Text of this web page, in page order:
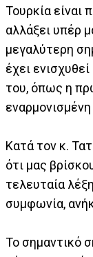
Τουρκία είναι
αλλάξει υπέρ
μεγαλύτερη
έχει
του, όπως η
Κατά τον κ.
ότι μας
τελευταία
συμφωνία,
Το σημαντικό